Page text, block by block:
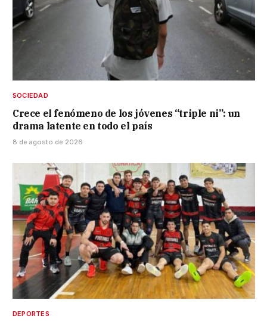
SOCIEDAD
Crece el fenómeno de los jóvenes “triple ni”: un
drama latente en todo el país
8 de agosto de 2026
DEPORTES